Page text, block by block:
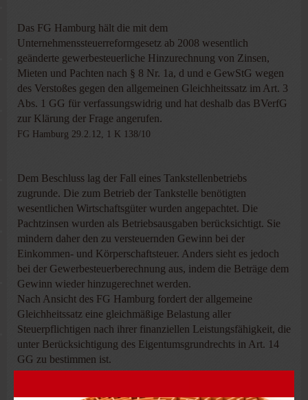
Das FG Hamburg hält die mit dem
Unternehmenssteuerreformgesetz ab 2008 wesentlich
geänderte gewerbesteuerliche Hinzurechnung von Zinsen,
Mieten und Pachten nach § 8 Nr. 1a, d und e GewStG wegen
des Verstoßes gegen den allgemeinen Gleichheitssatz im Art. 3
Abs. 1 GG für verfassungswidrig und hat deshalb das BVerfG
zur Klärung der Frage angerufen.
FG Hamburg 29.2.12, 1 K 138/10
Dem Beschluss lag der Fall eines Tankstellenbetriebs
zugrunde. Die zum Betrieb der Tankstelle benötigten
wesentlichen Wirtschaftsgüter wurden angepachtet. Die
Pachtzinsen wurden als Betriebsausgaben berücksichtigt. Sie
mindern daher den zu versteuernden Gewinn bei der
Einkommen- und Körperschaftsteuer. Anders sieht es jedoch
bei der Gewerbesteuerberechnung aus, indem die Beträge dem
Gewinn wieder hinzugerechnet werden.
Nach Ansicht des FG Hamburg fordert der allgemeine
Gleichheitssatz eine gleichmäßige Belastung aller
Steuerpflichtigen nach ihrer finanziellen Leistungsfähigkeit, die
unter Berücksichtigung des Eigentumsgrundrechts in Art. 14
GG zu bestimmen ist.
Erwirtschaftet ein Gewerbetreibender mit seinem Betrieb einen